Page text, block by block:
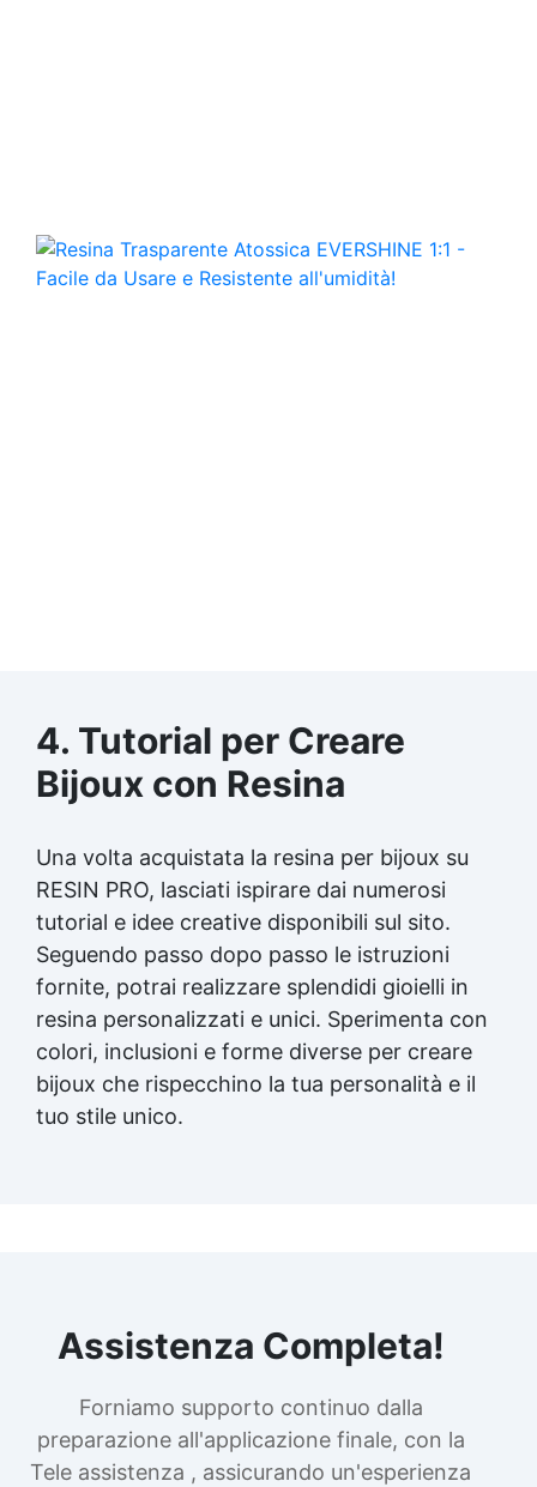
4. Tutorial per Creare
Bijoux con Resina
Una volta acquistata la resina per bijoux su
RESIN PRO, lasciati ispirare dai numerosi
tutorial e idee creative disponibili sul sito.
Seguendo passo dopo passo le istruzioni
fornite, potrai realizzare splendidi gioielli in
resina personalizzati e unici. Sperimenta con
colori, inclusioni e forme diverse per creare
bijoux che rispecchino la tua personalità e il
tuo stile unico.
Assistenza Completa!
Forniamo supporto continuo dalla
preparazione all'applicazione finale, con la
Tele assistenza , assicurando un'esperienza